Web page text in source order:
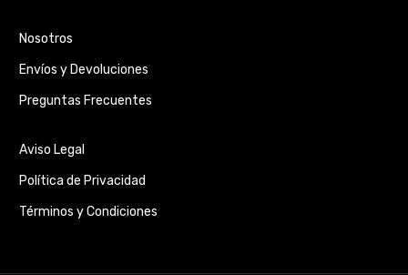
Nosotros
Envíos y Devoluciones
Preguntas Frecuentes
Aviso Legal
Política de Privacidad
Términos y Condiciones